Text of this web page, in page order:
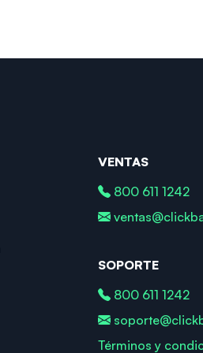
VENTAS
800 611 1242
SOPORTE
800 611 1242
Términos y